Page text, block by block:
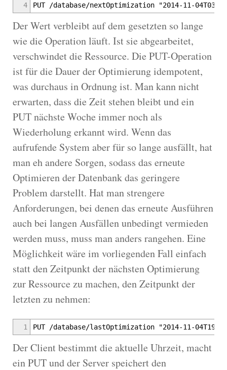
4 PUT /database/nextOptimization "2014-11-
Der Wert verbleibt auf dem gesetzten so lange
wie die Operation läuft. Ist sie abgearbeitet,
verschwindet die Ressource. Die PUT-Operation
ist für die Dauer der Optimierung idempotent,
was durchaus in Ordnung ist. Man kann nicht
erwarten, dass die Zeit stehen bleibt und ein
PUT nächste Woche immer noch als
Wiederholung erkannt wird. Wenn das
aufrufende System aber für so lange ausfällt, hat
man eh andere Sorgen, sodass das erneute
Optimieren der Datenbank das geringere
Problem darstellt. Hat man strengere
Anforderungen, bei denen das erneute Ausführen
auch bei langen Ausfällen unbedingt vermieden
werden muss, muss man anders rangehen. Eine
Möglichkeit wäre im vorliegenden Fall einfach
statt den Zeitpunkt der nächsten Optimierung
zur Ressource zu machen, den Zeitpunkt der
letzten zu nehmen:
1 PUT /database/lastOptimization "2014-11-
Der Client bestimmt die aktuelle Uhrzeit, macht
ein PUT und der Server speichert den